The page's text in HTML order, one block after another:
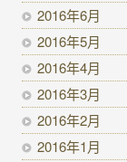
2016年6月
2016年5月
2016年4月
2016年3月
2016年2月
2016年1月